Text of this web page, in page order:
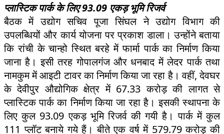
प्लास्टिक पार्क के लिए 93.09 एकड़ भूमि रिजर्व
बैठक में उद्योग सचिव पूजा सिंघल ने उद्योग विभाग की
उपलब्धियों और कार्य योजना पर प्रकाश डाला। उन्होंने बताया
कि रांची के चान्हो स्थित बरहे में फार्मा पार्क का निर्माण किया
जाना है। इसी तरह गोपालगंज और धनबाद में लेदर पार्क तथा
नामकुम में आइटी टावर का निर्माण किया जा रहा है। वहीं, देवघर
के देवीपुर औद्योगिक क्षेत्र में 67.33 करोड़ की लागत से
प्लास्टिक पार्क का निर्माण किया जा रहा है। इसकी स्थापना के
लिए कुल 93.09 एकड़ भूमि रिजर्व की गयी है। पार्क में कुल
111 प्लॉट बनाये गये हैं। बीते एक वर्ष में 579.79 करोड़ की